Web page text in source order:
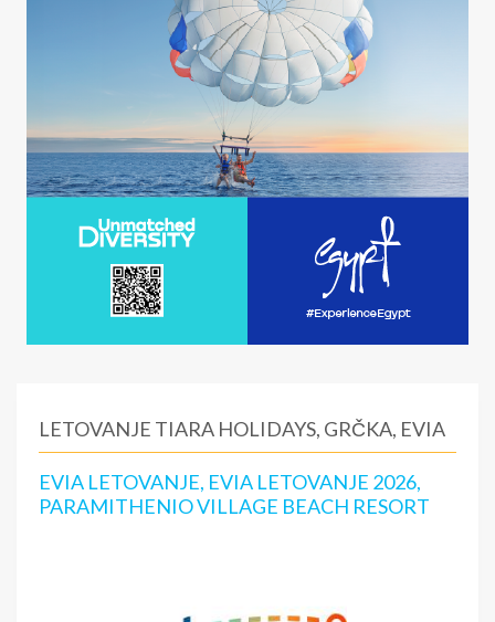
LETOVANJE TIARA HOLIDAYS, GRČKA, EVIA
EVIA LETOVANJE, EVIA LETOVANJE 2026,
PARAMITHENIO VILLAGE BEACH RESORT